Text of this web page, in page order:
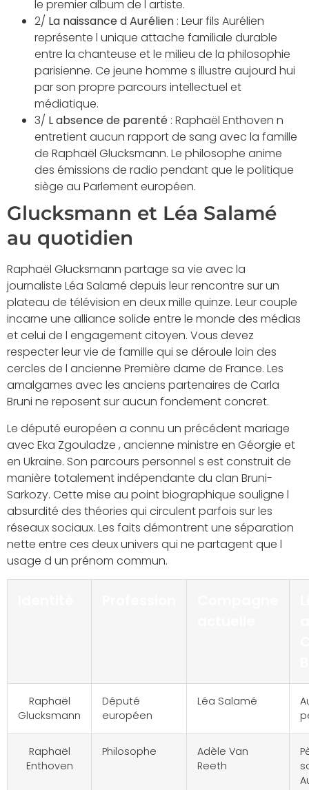
le premier album de l artiste.
2/ La naissance d Aurélien : Leur fils Aurélien
représente l unique attache familiale durable
entre la chanteuse et le milieu de la philosophie
parisienne. Ce jeune homme s illustre aujourd hui
par son propre parcours intellectuel et
médiatique.
3/ L absence de parenté : Raphaël Enthoven n
entretient aucun rapport de sang avec la famille
de Raphaël Glucksmann. Le philosophe anime
des émissions de radio pendant que le politique
siège au Parlement européen.
Glucksmann et Léa Salamé
au quotidien
Raphaël Glucksmann partage sa vie avec la
journaliste Léa Salamé depuis leur rencontre sur un
plateau de télévision en deux mille quinze. Leur couple
incarne une alliance solide entre le monde des médias
et celui de l engagement citoyen. Vous devez
respecter leur vie de famille qui se déroule loin des
cercles de l ancienne Première dame de France. Les
amalgames avec les anciens partenaires de Carla
Bruni ne reposent sur aucun fondement concret.
Le député européen a connu un précédent mariage
avec Eka Zgouladze , ancienne ministre en Géorgie et
en Ukraine. Son parcours personnel s est construit de
manière totalement indépendante du clan Bruni-
Sarkozy. Cette mise au point biographique souligne l
absurdité des théories qui circulent parfois sur les
réseaux sociaux. Les faits démontrent une séparation
nette entre ces deux univers qui ne partagent que l
usage d un prénom commun.
Raphaël
Glucksmann
Député
européen
Léa Salamé
Raphaël
Enthoven
Philosophe
Adèle Van
Reeth